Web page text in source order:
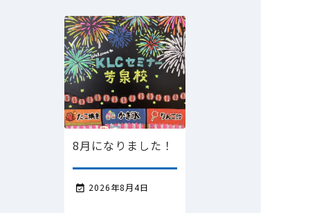
8月になりました！
 2026年8月4日